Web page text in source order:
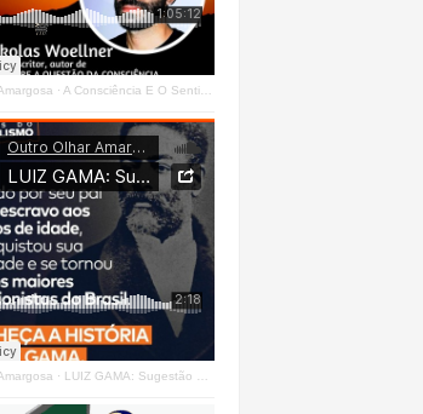
· A Consciência E O Sentir - Se Estrangeiro Ao Mundo
· LUIZ GAMA: Sugestão Outro Olhar